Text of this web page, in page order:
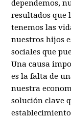
dependemos,
resultados que
tenemos las
nuestros hijos
sociales que
Una causa
es la falta de
nuestra
solución clave